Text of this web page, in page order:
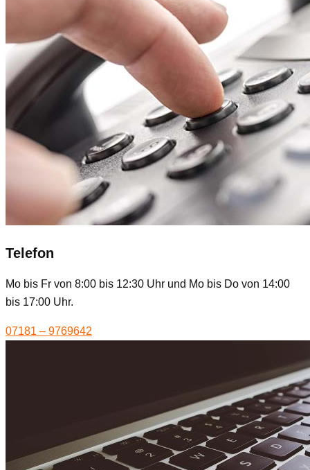
Telefon
Mo bis Fr von 8:00 bis 12:30 Uhr und Mo bis Do von 14:00
bis 17:00 Uhr.
07181 – 9769642